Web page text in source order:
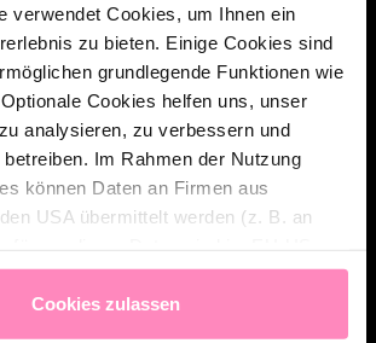
verwendet Cookies, um Ihnen ein
zu bieten. Einige Cookies sind
grundlegende Funktionen wie
Cookies helfen uns, unser
analysieren, zu verbessern und
Im Rahmen der Nutzung
können Daten an Firmen aus
USA übermittelt werden (z. B. an
(DPF) gelistet, dass ein
gewährleistet. Sie
Cookies zulassen
AUS WEIN,
UND GENUSS
Marko ist Wein weit mehr
Begleitung. Der in der
Gästen ausschließlich
Trauben an, die er